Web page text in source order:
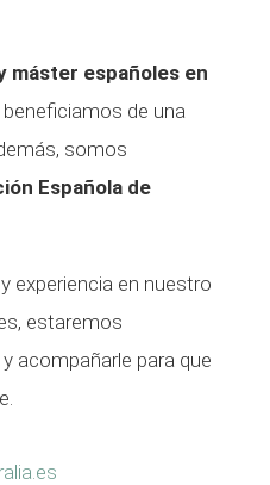
máster españoles en
de una
somos
Española de
experiencia en nuestro
estaremos
acompañarle para que